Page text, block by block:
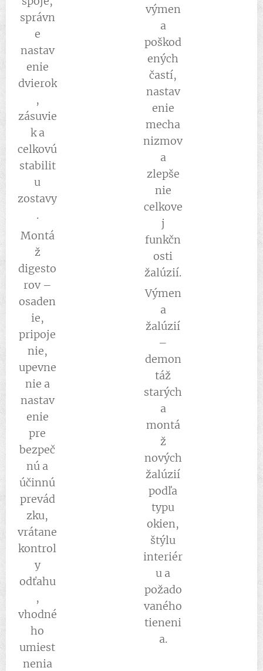
správn
e
nastav
enie
dvierok
,
zásuvie
k a
celkovú
stabilit
u
zostavy
.
Montá
ž
digesto
rov –
osaden
ie,
pripoje
nie,
upevne
nie a
nastav
enie
pre
bezpeč
nú a
účinnú
prevád
zku,
vrátane
kontrol
y
odťahu
,
vhodné
ho
umiest
nenia
výmen
a
poškod
ených
častí,
nastav
enie
mecha
nizmov
a
zlepše
nie
celkove
j
funkčn
osti
žalúzií.
Výmen
a
žalúzií
–
demon
táž
starých
a
montá
ž
nových
žalúzií
podľa
typu
okien,
štýlu
interiér
u a
požado
vaného
tieneni
a.